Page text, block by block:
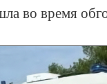
во время